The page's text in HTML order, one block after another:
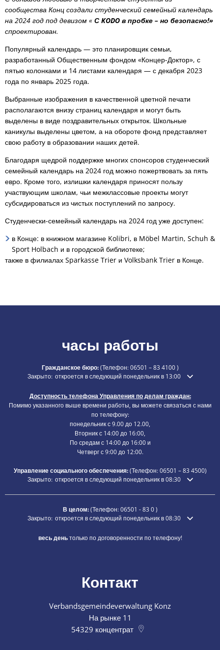
сообщества Конц создали студенческий семейный календарь
на 2024 год под девизом « С KODO в пробке – но безопасно!»
спроектирован.
Популярный календарь — это планировщик семьи,
разработанный Общественным фондом «Концер-Доктор», с
пятью колонками и 14 листами календаря — с декабря 2023
года по январь 2025 года.
Выбранные изображения в качественной цветной печати
располагаются внизу страниц календаря и могут быть
выделены в виде поздравительных открыток. Школьные
каникулы выделены цветом, а на обороте фонд представляет
свою работу в образовании наших детей.
Благодаря щедрой поддержке многих спонсоров студенческий
семейный календарь на 2024 год можно пожертвовать за пять
евро. Кроме того, излишки календаря приносят пользу
участвующим школам, чьи межклассовые проекты могут
субсидироваться из чистых поступлений по запросу.
Студенчески-семейный календарь на 2024 год уже доступен:
в Конце: в книжном магазине Kolibri, в Möbel Martin, Schuh &
Sport Holbach и в городской библиотеке;
также в филиалах Sparkasse Trier и Volksbank Trier в Конце.
часы работы
Гражданское бюро:(Телефон:06501 – 83 4100)
Нажмите, чтобы скрыть дополнительное время открытия или
Закрыто: откроется в следующий понедельник в 13:00
Доступность телефона Управления по делам граждан:
Помимо указанного выше времени работы, вы можете связаться с нами
по телефону:
понедельник с 9.00 до 12.00,
Вторник с 14:00 до 16:00,
По средам с 14:00 до 16:00 и
Четверг с 9:00 до 12:00.
Управление социального обеспечения:(Телефон:06501 – 834500)
Нажмите, чтобы скрыть дополнительное время открытия или
Закрыто: откроется в следующий понедельник в 08:30
В целом:(Телефон:06501 - 83 0)
Нажмите, чтобы скрыть дополнительное время открытия или
Закрыто: откроется в следующий понедельник в 08:30
весь деньтолько по договоренности по телефону!
Контакт
Verbandsgemeindeverwaltung Konz
На рынке 11
54329 концентрат